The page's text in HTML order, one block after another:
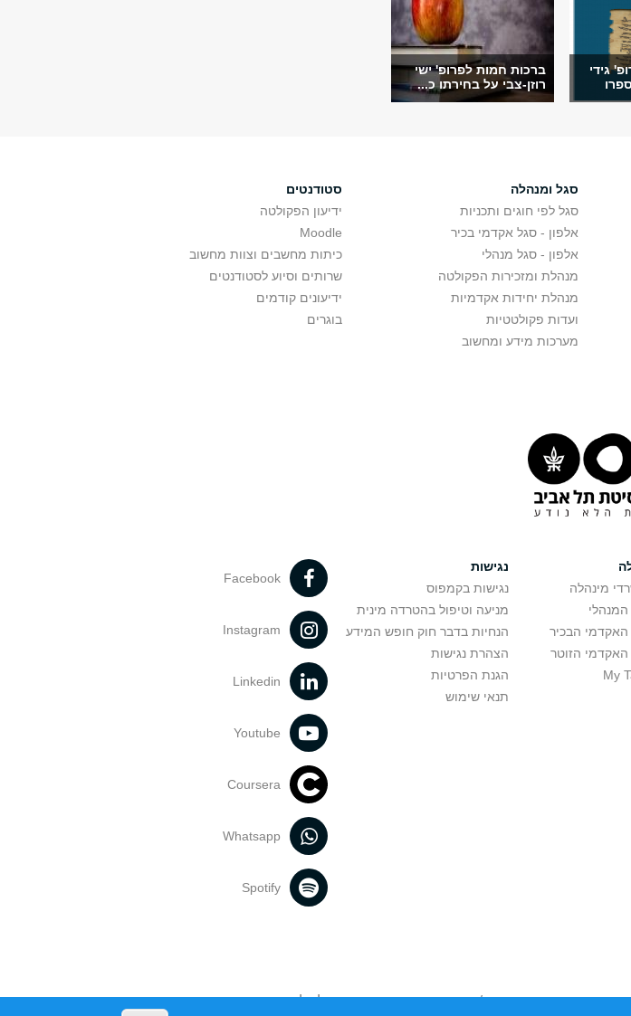
גידי
ברכות חמות לפרופ' ישי
רוזן-צבי על בחירתו כ...
סגל ומנהלה
סגל לפי חוגים ותכניות
אלפון - סגל אקדמי בכיר
אלפון - סגל מנהלי
מנהלת ומזכירות הפקולטה
מנהלת יחידות אקדמיות
ועדות פקולטטיות
מערכות מידע ומחשוב
סטודנטים
ידיעון הפקולטה
Moodle
כיתות מחשבים וצוות מחשוב
שרותים וסיוע לסטודנטים
ידיעונים קודמים
בוגרים
מינהלה
המנהלי
האקדמי הבכיר
האקדמי הזוטר
נגישות
נגישות בקמפוס
מניעה וטיפול בהטרדה מינית
הנחיות בדבר חוק חופש המידע
הצהרת נגישות
הגנת הפרטיות
תנאי שימוש
Facebook
Instagram
Linkedin
Youtube
Coursera
Whatsapp
Spotify
בתכנים שנמצאים פה ו/או השימוש שנעשה בתכנים אלה לדעתך מפר זכויות